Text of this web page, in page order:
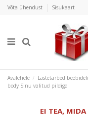
Võta ühendust Sisukaart
Avalehele Lastetarbed
body Sinu valitud pildiga
EI TEA,